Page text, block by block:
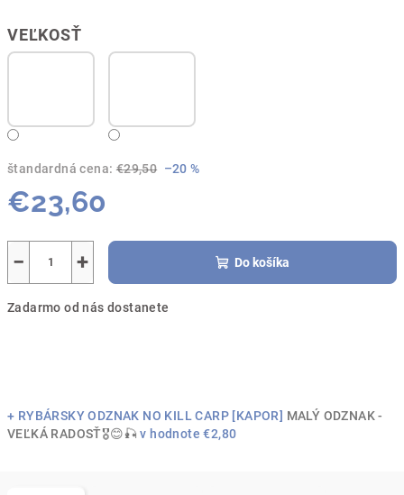
VEĽKOSŤ
štandardná cena: €29,50 –20 %
€23,60
+
− Do košíka
Zadarmo od nás dostanete
+ RYBÁRSKY ODZNAK NO KILL CARP [KAPOR] MALÝ ODZNAK -
VEĽKÁ RADOSŤ🎖😊🎣 v hodnote €2,80